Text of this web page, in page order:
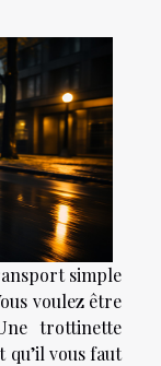
simple
voulez être
trottinette
vous faut